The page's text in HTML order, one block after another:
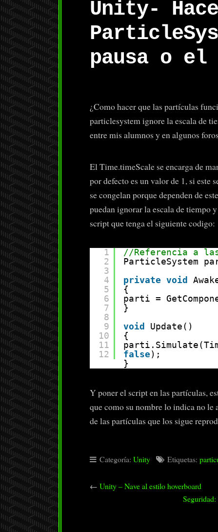
Unity-
pausa o el
¿Como hacer que las partículas
particlesystem ignore la escala de
entre mis alumnos y en algunos
El Time.timeScale se encarga de
por defecto es un valor de 1, si este
se congelan porque dependen de
puedan ignorar la escala de tiempo
script que tenga el siguiente codigo:
1
2
3
4
5
6
7
8
9
10
11
12
//Referencia a
ParticleSystem
private void
{
parti =
}
void
Update()
{
false);
}
Y poner el script en las partículas,
que como su nombre lo indica no le
de las partículas que los sigue
Categoría: Unity Etiquetas:
← Unity – Nave al estilo hoverboard